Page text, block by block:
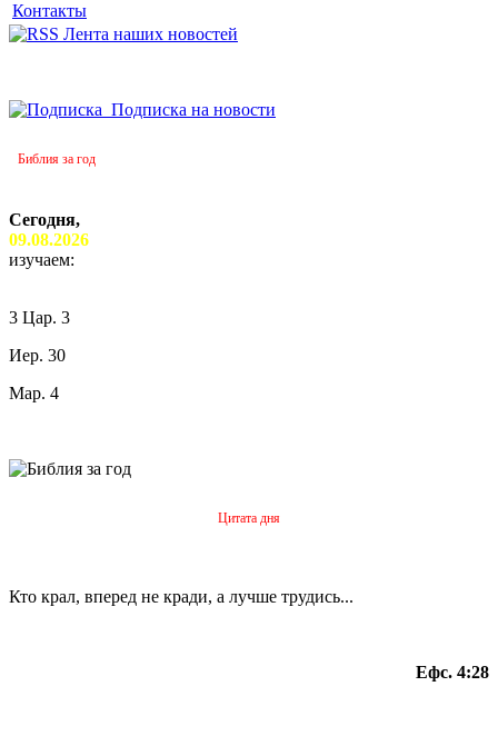
Контакты
Лента наших новостей
Подписка на новости
Библия за год
Сегодня,
09.08.2026
изучаем:
3 Цар. 3
Иер. 30
Мар. 4
Цитата дня
Кто крал, вперед не кради, а лучше трудись...
Ефс. 4:28